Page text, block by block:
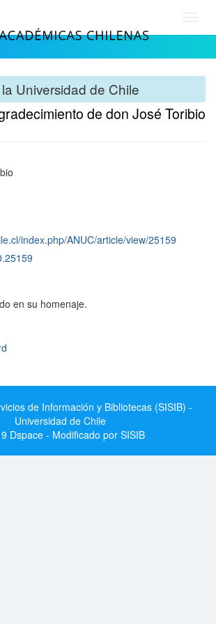
Universidad de Chile
de don José Toribio
index.php/ANUC/article/view/25159
en su homenaje.
de Información y Bibliotecas (SISIB) -
Universidad de Chile
Dspace - Modificado por SISIB